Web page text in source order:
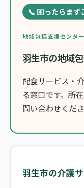
📞 困ったらま
地域包括支援センター
羽生市の地域
配食サービス・
る窓口です。所
問い合わせくださ
羽生市の介護